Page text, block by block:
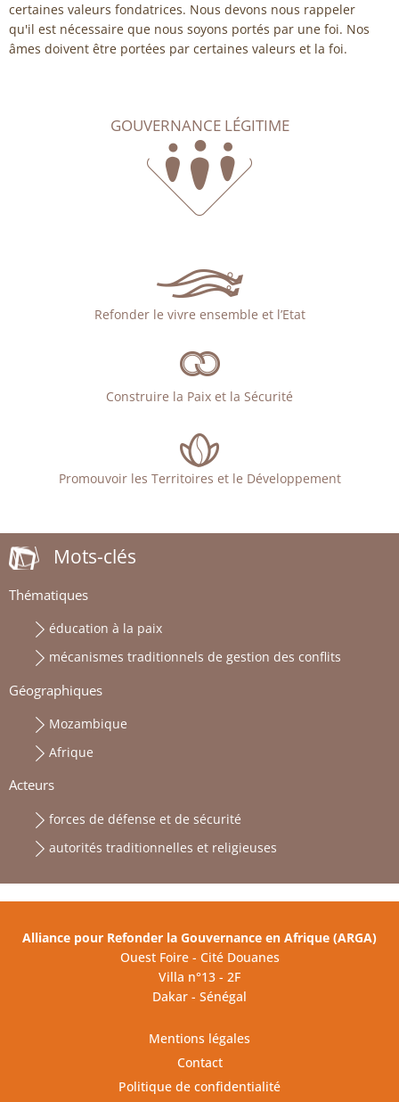
certaines valeurs fondatrices. Nous devons nous rappeler
qu'il est nécessaire que nous soyons portés par une foi. Nos
âmes doivent être portées par certaines valeurs et la foi.
GOUVERNANCE LÉGITIME
Refonder le vivre ensemble et l’Etat
Construire la Paix et la Sécurité
Promouvoir les Territoires et le Développement
Mots-clés
Thématiques
éducation à la paix
mécanismes traditionnels de gestion des conflits
Géographiques
Mozambique
Afrique
Acteurs
forces de défense et de sécurité
autorités traditionnelles et religieuses
Alliance pour Refonder la Gouvernance en Afrique (ARGA)
Ouest Foire - Cité Douanes
Villa n°13 - 2F
Dakar - Sénégal
Mentions légales
Contact
Politique de confidentialité